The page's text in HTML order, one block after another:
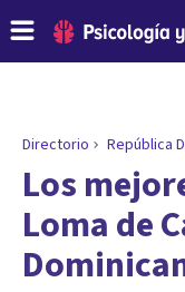
ENCONTRAR MI
¿Necesitas
psicólogo
Responde a
los profesionales
Directorio República
Los
Loma de